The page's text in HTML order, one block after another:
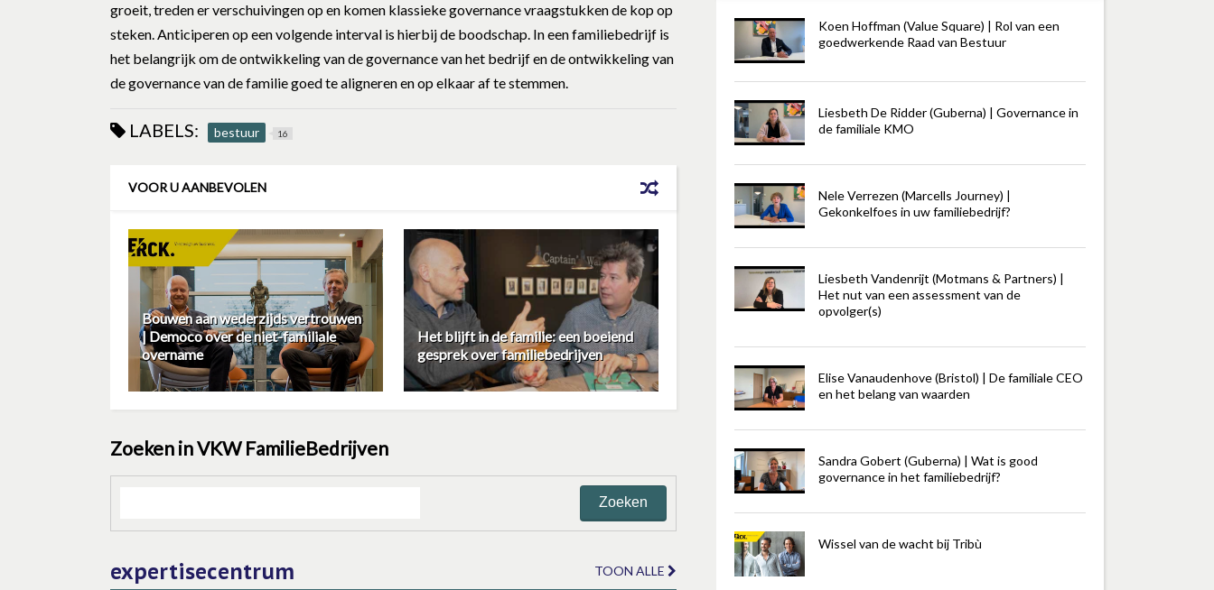
groeit, treden er verschuivingen op en komen klassieke governance vraagstukken de kop op
steken. Anticiperen op een volgende interval is hierbij de boodschap. In een familiebedrijf is
het belangrijk om de ontwikkeling van de governance van het bedrijf en de ontwikkeling van
de governance van de familie goed te aligneren en op elkaar af te stemmen.
LABELS: bestuur 16
VOOR U AANBEVOLEN
Bouwen aan wederzijds vertrouwen
| Democo over de niet-familiale
overname
Het blijft in de familie: een boeiend
gesprek over familiebedrijven
Zoeken in VKW FamilieBedrijven
expertisecentrum TOON ALLE
Koen Hoffman (Value Square) | Rol van een
goedwerkende Raad van Bestuur
Liesbeth De Ridder (Guberna) | Governance in
de familiale KMO
Nele Verrezen (Marcells Journey) |
Gekonkelfoes in uw familiebedrijf?
Liesbeth Vandenrijt (Motmans & Partners) |
Het nut van een assessment van de
opvolger(s)
Elise Vanaudenhove (Bristol) | De familiale CEO
en het belang van waarden
Sandra Gobert (Guberna) | Wat is good
governance in het familiebedrijf?
Wissel van de wacht bij Tribù